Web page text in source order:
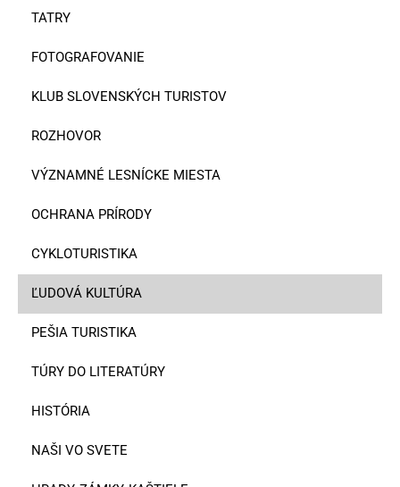
TATRY
FOTOGRAFOVANIE
KLUB SLOVENSKÝCH TURISTOV
ROZHOVOR
VÝZNAMNÉ LESNÍCKE MIESTA
OCHRANA PRÍRODY
CYKLOTURISTIKA
ĽUDOVÁ KULTÚRA
PEŠIA TURISTIKA
TÚRY DO LITERATÚRY
HISTÓRIA
NAŠI VO SVETE